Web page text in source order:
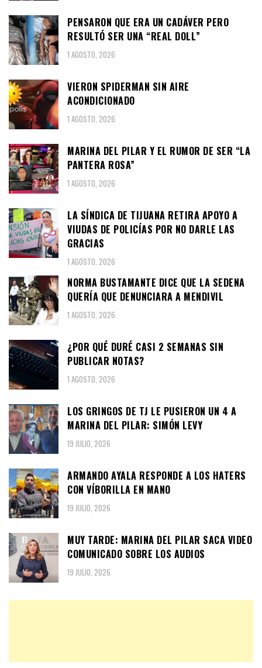
PENSARON QUE ERA UN CADÁVER PERO
RESULTÓ SER UNA “REAL DOLL”
1 AGOSTO, 2026
VIERON SPIDERMAN SIN AIRE
ACONDICIONADO
1 AGOSTO, 2026
MARINA DEL PILAR Y EL RUMOR DE SER “LA
PANTERA ROSA”
1 AGOSTO, 2026
LA SÍNDICA DE TIJUANA RETIRA APOYO A
VIUDAS DE POLICÍAS POR NO DARLE LAS
GRACIAS
1 AGOSTO, 2026
NORMA BUSTAMANTE DICE QUE LA SEDENA
QUERÍA QUE DENUNCIARA A MENDIVIL
1 AGOSTO, 2026
¿POR QUÉ DURÉ CASI 2 SEMANAS SIN
PUBLICAR NOTAS?
1 AGOSTO, 2026
LOS GRINGOS DE TJ LE PUSIERON UN 4 A
MARINA DEL PILAR: SIMÓN LEVY
19 JULIO, 2026
ARMANDO AYALA RESPONDE A LOS HATERS
CON VÍBORILLA EN MANO
19 JULIO, 2026
MUY TARDE: MARINA DEL PILAR SACA VIDEO
COMUNICADO SOBRE LOS AUDIOS
19 JULIO, 2026